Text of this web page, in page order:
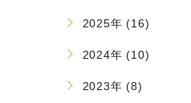
2025年 (16)
2024年 (10)
2023年 (8)